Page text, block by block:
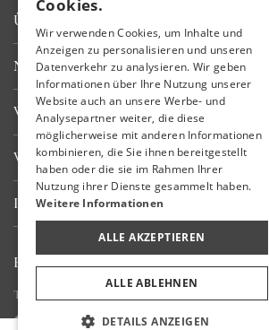
ÜBER UNS
NEUIGKEITEN
WEITERE LINKS
WIR RUFEN SIE AN
INFORMIERT WERDEN
BLEIBEN SIE BEI UNS
Teilen Sie Ihre Erfahrungen mit uns
GERMAN
RUSSIAN
Cookies.
Wir verwenden Cookies, um Inhalte und
Anzeigen zu personalisieren und unseren
Datenverkehr zu analysieren. Wir geben
Informationen über Ihre Nutzung unserer
Website auch an unsere Werbe- und
Analysepartner weiter, die diese
möglicherweise mit anderen Informationen
kombinieren, die Sie ihnen bereitgestellt
haben oder die sie im Rahmen Ihrer
Nutzung ihrer Dienste gesammelt haben.
Weitere Informationen
ALLE AKZEPTIEREN
ALLE ABLEHNEN
DETAILS ANZEIGEN